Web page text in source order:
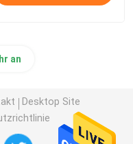
an
Desktop Site